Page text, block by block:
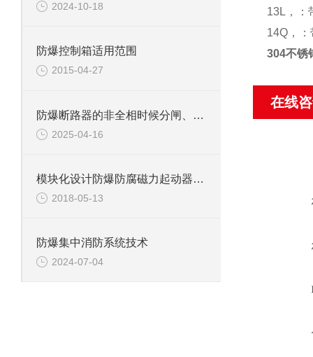
2024-10-18
防爆控制箱适用范围
2015-04-27
防爆断路器的非全相时候分闸、合闸的解决方法
2025-04-16
模块化设计防爆防腐磁力起动器简介
2018-05-13
防爆集中消防系统技术
2024-07-04
13L，：
14Q，
304不锈
在线